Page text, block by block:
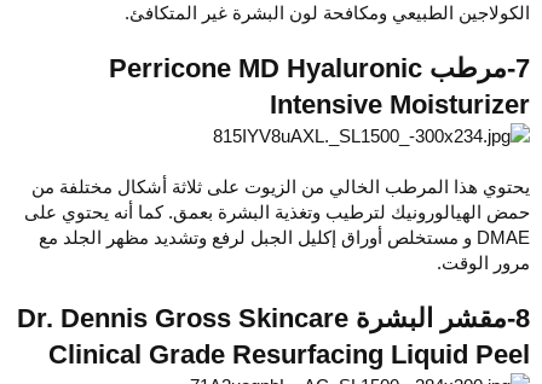
الكولاجين الطبيعي ومكافحة لون البشرة غير المتكافئ.
7-مرطب Perricone MD Hyaluronic
Intensive Moisturizer
يحتوي هذا المرطب الخالي من الزيوت على ثلاثة أشكال مختلفة من
حمض الهيالورونيك لترطيب وتغذية البشرة بعمق. كما أنه يحتوي على
DMAE و مستخلص أوراق إكليل الجبل لرفع وتشديد مظهر الجلد مع
مرور الوقت.
8-مقشر البشرة Dr. Dennis Gross Skincare
Clinical Grade Resurfacing Liquid Peel